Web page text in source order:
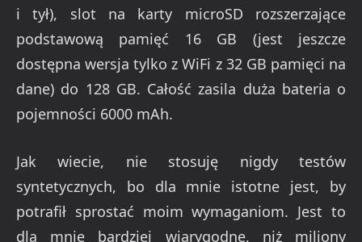
i tył), slot na karty microSD rozszerzające
podstawową pamięć 16 GB (jest jeszcze
dostępna wersja tylko z WiFi z 32 GB pamięci na
dane) do 128 GB. Całość zasila duża bateria o
pojemności 6000 mAh.
Jak wiecie, nie stosuję nigdy testów
syntetycznych, bo dla mnie istotne jest, by
potrafił sprostać moim wymaganiom. Jest to
dla mnie bardziej wiarygodne, niż miliony